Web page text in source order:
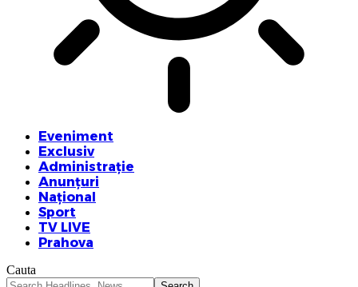
Eveniment
Exclusiv
Administrație
Anunțuri
Național
Sport
TV LIVE
Prahova
Cauta